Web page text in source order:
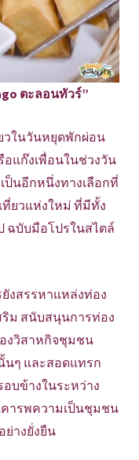
ตะลอนทัวร์”
วในวันหยุดพักผ่อน
อแก๊งเพื่อนในช่วงวัน
ป็นอีกหนึ่งทางเลือกที่
ยวแห่งใหม่ ที่มีทั้ง
ฉบับมือโปรในสไตล์
งสรรหาแหล่งท่อง
ม สนับสนุนการท่อง
งวิสาหกิจชุมชน
นๆ และสอดแทรก
บข้างในระหว่าง
คารพความเป็นชุมชน
ย่างยั่งยืน